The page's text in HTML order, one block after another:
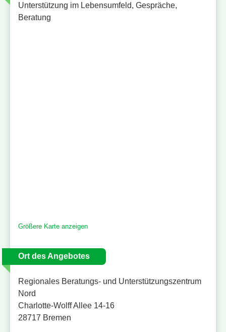
Unterstützung im Lebensumfeld, Gespräche,
Beratung
Größere Karte anzeigen
Ort des Angebotes
Regionales Beratungs- und Unterstützungszentrum
Nord
Charlotte-Wolff Allee 14-16
28717 Bremen